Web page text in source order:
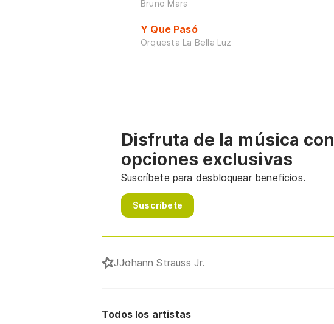
Bruno Mars
Y Que Pasó
Orquesta La Bella Luz
Disfruta de la música con
opciones exclusivas
Suscríbete para desbloquear beneficios.
Suscríbete
JJohann Strauss Jr.
Todos los artistas